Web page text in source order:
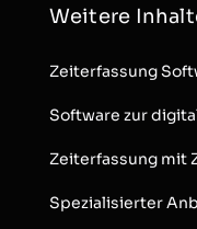
Weitere
Zeiterfassung
Software zur
Zeiterfassung mit
Spezialisierter